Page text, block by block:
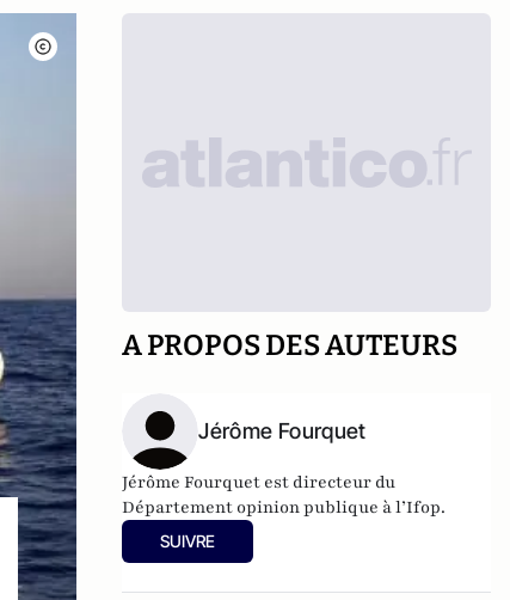
A PROPOS DES AUTEURS
Jérôme Fourquet
Jérôme Fourquet est directeur du
Département opinion publique à l’Ifop.
SUIVRE